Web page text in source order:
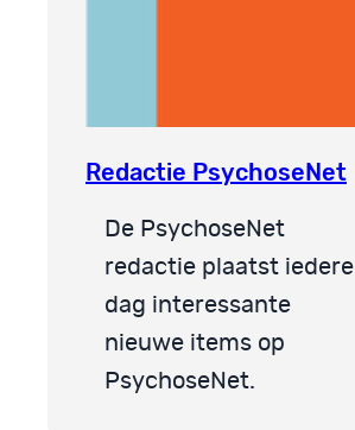
Redactie PsychoseNet
De PsychoseNet
redactie plaatst iedere
dag interessante
nieuwe items op
PsychoseNet.